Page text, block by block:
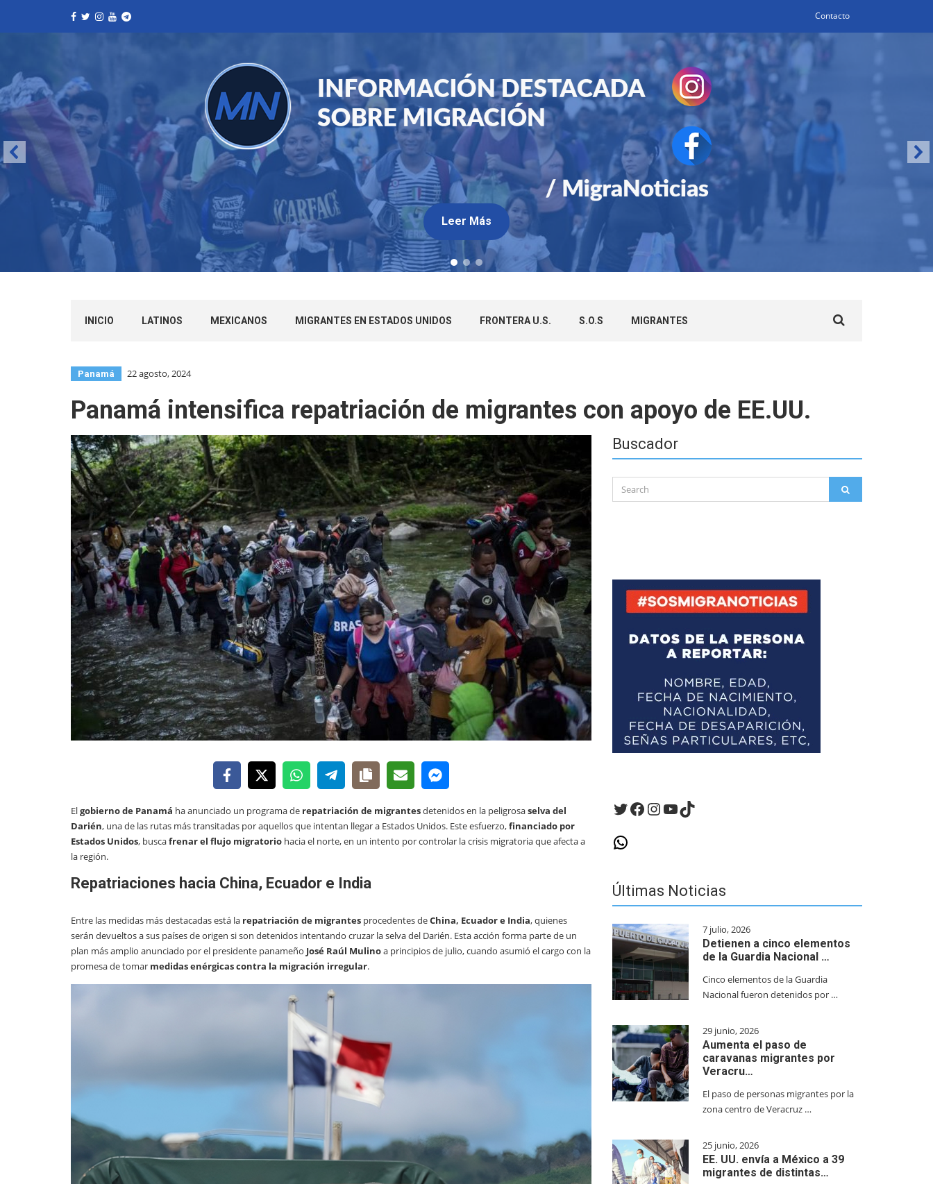
Contacto
Leer Más
INICIO LATINOS MEXICANOS MIGRANTES EN ESTADOS UNIDOS FRONTERA U.S. S.O.S MIGRANTES
for:
Panamá 22 agosto, 2024
Panamá intensifica repatriación de migrantes con apoyo de EE.UU.
Elgobierno de Panamá ha anunciado un programa de repatriación de migrantesdetenidos en la peligrosaselva del
Darién, una de las rutas más transitadas por aquellos que intentan llegar a Estados Unidos. Este esfuerzo,financiado por
Estados Unidos, buscafrenar el flujo migratorio hacia el norte, en un intento por controlar la crisis migratoria que afecta a
la región.
Repatriaciones hacia China, Ecuador e India
Entre las medidas más destacadas está la repatriación de migrantes procedentes deChina, Ecuador e India, quienes
serán devueltos a sus países de origen si son detenidos intentando cruzar la selva del Darién. Esta acción forma parte de un
plan más amplio anunciado por el presidente panameño José Raúl Mulinoa principios de julio, cuando asumió el cargo con la
promesa de tomar medidas enérgicas contra la migración irregular.
Buscador
for:
Twitter
Facebook
Instagram
YouTube
TikTok
WhatsApp
Últimas Noticias
7 julio, 2026
Detienen a cinco elementos
de la Guardia Nacional …
Cinco elementos de la Guardia
Nacional fueron detenidos por …
29 junio, 2026
Aumenta el paso de
caravanas migrantes por
Veracru…
El paso de personas migrantes por la
zona centro de Veracruz …
25 junio, 2026
EE. UU. envía a México a 39
migrantes de distintas…